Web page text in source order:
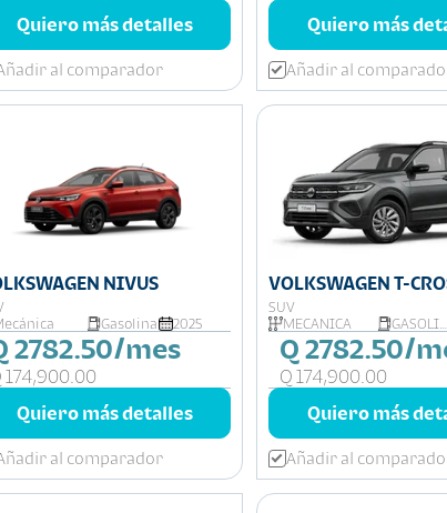
Quiero más detalles
al comparador
Quiero más
Añadir al
NIVUS
Gasolina 2025
2782.50/mes
174,900.00
Quiero más detalles
al comparador
VOLKSWAGEN T-
TRENDLINE MT
SUV
MECÁNICA
GASOLINA
Q 2782.50/
Q 174,900.00
Quiero más
Añadir al